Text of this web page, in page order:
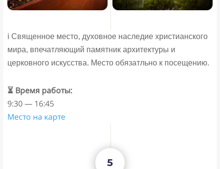
ℹ️ Священное место, духовное наследие христианского
мира, впечатляющий памятник архитектуры и
церковного искусства. Место обязатльно к посещению.
⏳ Время работы:
9:30 — 16:45
Место на карте
5